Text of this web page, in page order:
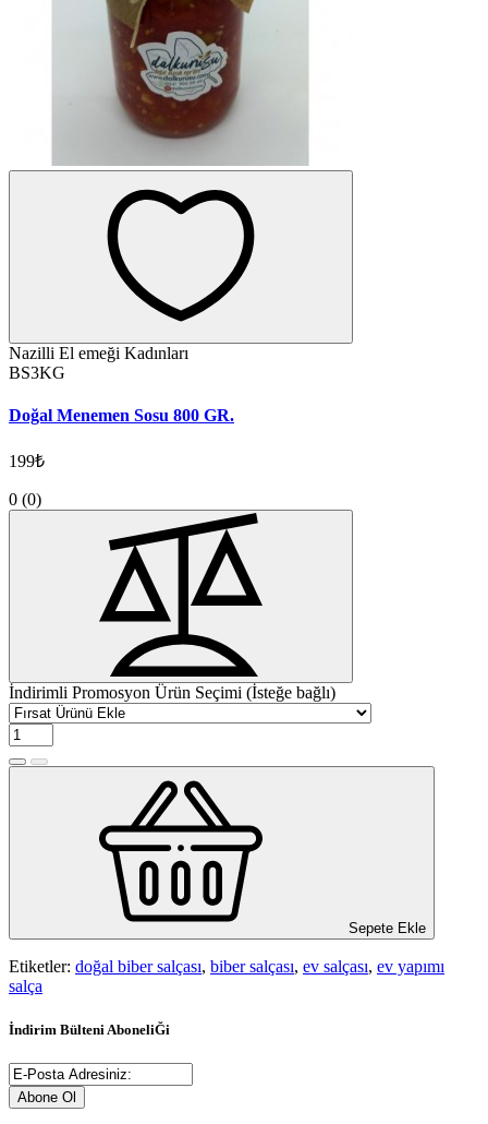
Nazilli El emeği Kadınları
BS3KG
Doğal Menemen Sosu 800 GR.
199₺
0 (0)
İndirimli Promosyon Ürün Seçimi (İsteğe bağlı)
Sepete Ekle
Etiketler: doğal biber salçası, biber salçası, ev salçası, ev yapımı
salça
İndirim Bülteni AboneliĞi
Abone Ol